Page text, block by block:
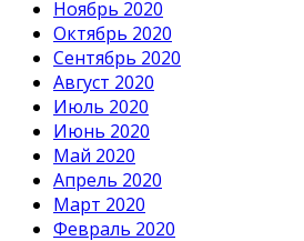
Ноябрь 2020
Октябрь 2020
Сентябрь 2020
Август 2020
Июль 2020
Июнь 2020
Май 2020
Апрель 2020
Март 2020
Февраль 2020